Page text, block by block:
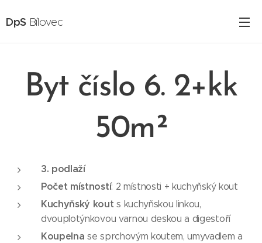
DpS Bílovec
Byt číslo 6. 2+kk
50m²
3. podlaží
Počet místností: 2 místnosti + kuchyňský kout
Kuchyňský kout s kuchyňskou linkou,
dvouplotýnkovou varnou deskou a digestoří
Koupelna se sprchovým koutem, umyvadlem a